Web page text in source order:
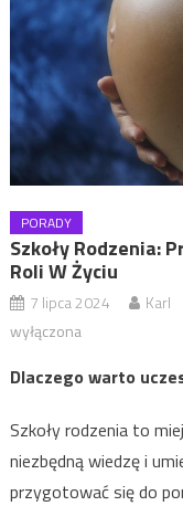
PORADY
Szkoły Rodzenia:
Roli W Życiu
7 lipca 2024 Karl
wyłączona
Dlaczego warto
Szkoły rodzenia to
niezbędną wiedzę i
przygotować się do